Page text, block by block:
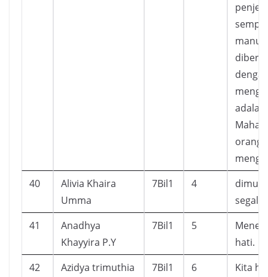
diberi
adalah
Maha
orang
40
Alivia Khaira
Umma
7Bil1 4
segala
41
Anadhya
Khayyira P.Y
7Bil1 5
hati.
42
Azidya trimuthia
7Bil1 6
Kita